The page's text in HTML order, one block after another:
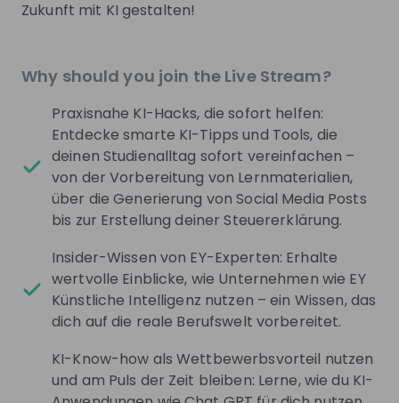
LinkedIn
Instagram
Podcasts
YouTube
Get noticed byEY Germany
Join their Talent Pool so they can reach out to
you.
Join Talent Pool
Jobs
Why should you join the Live Stream?
Praxisnahe KI-Hacks, die sofort helfen:
Entdecke smarte KI-Tipps und Tools, die
deinen Studienalltag sofort vereinfachen –
von der Vorbereitung von Lernmaterialien,
über die Generierung von Social Media Posts
bis zur Erstellung deiner Steuererklärung.
Insider-Wissen von EY-Experten: Erhalte
wertvolle Einblicke, wie Unternehmen wie EY
Künstliche Intelligenz nutzen – ein Wissen, das
dich auf die reale Berufswelt vorbereitet.
KI-Know-how als Wettbewerbsvorteil nutzen
und am Puls der Zeit bleiben: Lerne, wie du KI-